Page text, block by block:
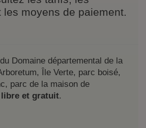
les moyens de paiement.
du Domaine départemental de la
Île Verte, parc boisé,
parc de la maison de
et gratuit.